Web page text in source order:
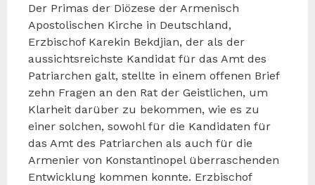
Der Primas der Diözese der Armenisch
Apostolischen Kirche in Deutschland,
Erzbischof Karekin Bekdjian, der als der
aussichtsreichste Kandidat für das Amt des
Patriarchen galt, stellte in einem offenen Brief
zehn Fragen an den Rat der Geistlichen, um
Klarheit darüber zu bekommen, wie es zu
einer solchen, sowohl für die Kandidaten für
das Amt des Patriarchen als auch für die
Armenier von Konstantinopel überraschenden
Entwicklung kommen konnte. Erzbischof